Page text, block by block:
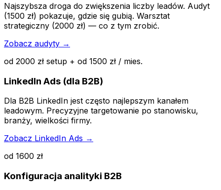
Najszybsza droga do zwiększenia liczby leadów. Audyt
(1500 zł) pokazuje, gdzie się gubią. Warsztat
strategiczny (2000 zł) — co z tym zrobić.
Zobacz audyty →
od 2000 zł setup + od 1500 zł / mies.
LinkedIn Ads (dla B2B)
Dla B2B LinkedIn jest często najlepszym kanałem
leadowym. Precyzyjne targetowanie po stanowisku,
branży, wielkości firmy.
Zobacz LinkedIn Ads →
od 1600 zł
Konfiguracja analityki B2B